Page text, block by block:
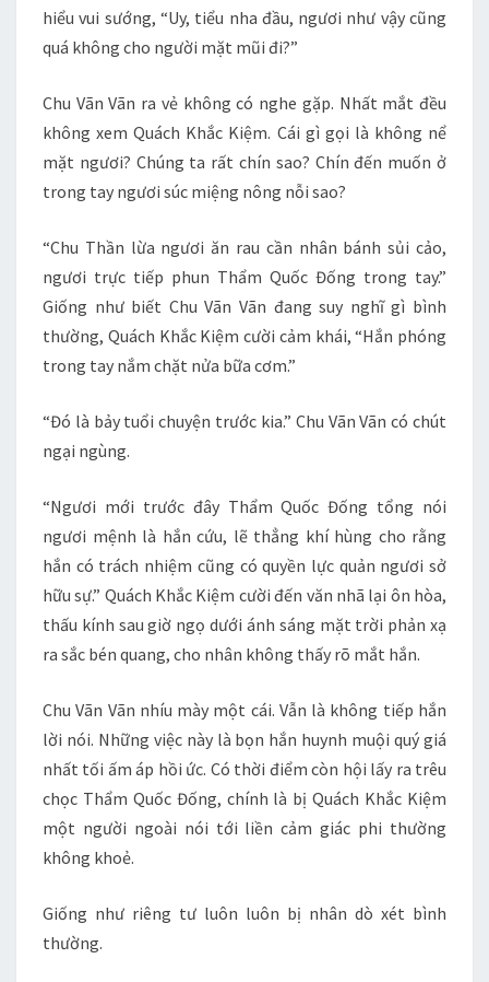
hiểu vui sướng, “Uy, tiểu nha đầu, ngươi như vậy cũng
quá không cho người mặt mũi đi?”
Chu Vãn Vãn ra vẻ không có nghe gặp. Nhất mắt đều
không xem Quách Khắc Kiệm. Cái gì gọi là không nể
mặt ngươi? Chúng ta rất chín sao? Chín đến muốn ở
trong tay ngươi súc miệng nông nỗi sao?
“Chu Thần lừa ngươi ăn rau cần nhân bánh sủi cảo,
ngươi trực tiếp phun Thẩm Quốc Đống trong tay.”
Giống như biết Chu Vãn Vãn đang suy nghĩ gì bình
thường, Quách Khắc Kiệm cười cảm khái, “Hắn phóng
trong tay nắm chặt nửa bữa cơm.”
“Đó là bảy tuổi chuyện trước kia.” Chu Vãn Vãn có chút
ngại ngùng.
“Ngươi mới trước đây Thẩm Quốc Đống tổng nói
ngươi mệnh là hắn cứu, lẽ thẳng khí hùng cho rằng
hắn có trách nhiệm cũng có quyền lực quản ngươi sở
hữu sự.” Quách Khắc Kiệm cười đến văn nhã lại ôn hòa,
thấu kính sau giờ ngọ dưới ánh sáng mặt trời phản xạ
ra sắc bén quang, cho nhân không thấy rõ mắt hắn.
Chu Vãn Vãn nhíu mày một cái. Vẫn là không tiếp hắn
lời nói. Những việc này là bọn hắn huynh muội quý giá
nhất tối ấm áp hồi ức. Có thời điểm còn hội lấy ra trêu
chọc Thẩm Quốc Đống, chính là bị Quách Khắc Kiệm
một người ngoài nói tới liền cảm giác phi thường
không khoẻ.
Giống như riêng tư luôn luôn bị nhân dò xét bình
thường.